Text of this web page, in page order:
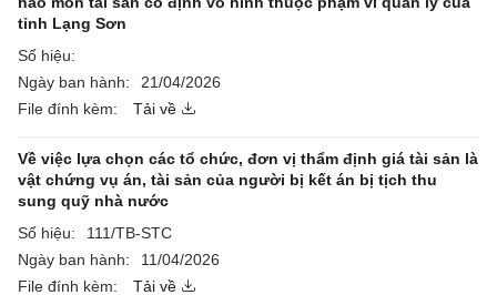
tỉnh Lạng Sơn
Số hiệu:
Ngày ban hành:
21/04/2026
File đính kèm:
Tải về
Về việc lựa chọn các tổ chức, đơn vị thẩm định giá tài sản là
vật chứng vụ án, tài sản của người bị kết án bị tịch thu
sung quỹ nhà nước
Số hiệu:
111/TB-STC
Ngày ban hành:
11/04/2026
File đính kèm:
Tải về